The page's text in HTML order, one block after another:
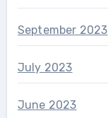
September 2023
July 2023
June 2023